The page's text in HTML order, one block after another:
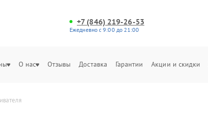
+7 (846) 219-26-53
Ежедневно с 9:00 до 21:00
О нас Отзывы Доставка Гарантии Акции и скидки